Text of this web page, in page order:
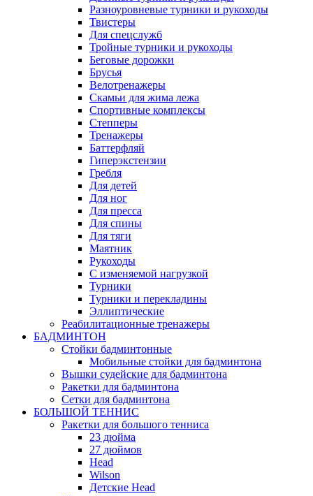
Разноуровневые турники и рукоходы
Твистеры
Для спецслужб
Тройные турники и рукоходы
Беговые дорожки
Брусья
Велотренажеры
Скамьи для жима лежа
Спортивные комплексы
Степперы
Тренажеры
Баттерфляй
Гиперэкстензии
Гребля
Для детей
Для ног
Для пресса
Для спины
Для тяги
Маятник
Рукоходы
С изменяемой нагрузкой
Турники
Турники и перекладины
Эллиптические
Реабилитационные тренажеры
БАДМИНТОН
Стойки бадминтонные
Мобильные стойки для бадминтона
Вышки судейские для бадминтона
Ракетки для бадминтона
Сетки для бадминтона
БОЛЬШОЙ ТЕННИС
Ракетки для большого тенниса
23 дюйма
27 дюймов
Head
Wilson
Детские Head